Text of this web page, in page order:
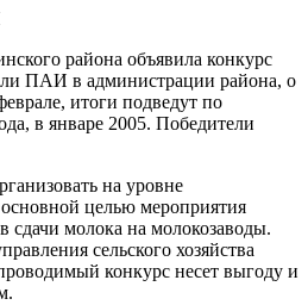
района объявила конкурс
ПАИ в администрации района, о
итоги подведут по
в январе 2005. Победители
на уровне
целью мероприятия
сдачи молока на молокозаводы.
сельского хозяйства
конкурс несет выгоду и